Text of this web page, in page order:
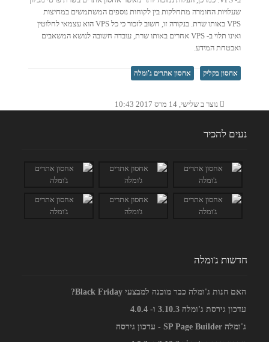
שעלויות החומרה מתחלקות בין לקוחות נוספים המשתמשים במחיצות
VPS באותו שרת. בנקודה זו, חשוב לזכור כי כל VPS הוא עצמאי לחלוטין
ואינו תלוי ב- VPS אחרים באותו שרת, עובדה חשובה לנושא המשאבים
ואבטחת המידע.
אחסון בקליק אחסון אתרים ג'ומלה
נוצר ב שלישי, 14 מרס 2017 10:43
נעים להכיר
חדשות ג'ומלה
האם חנות ג'ומלה כבר מוכנה למבצעי Black Friday?
עדכון גירסת ג'ומלה 3.10.3 ו- 4.0.4
ג'ומלה SP Page Builder - עדכון גירסה